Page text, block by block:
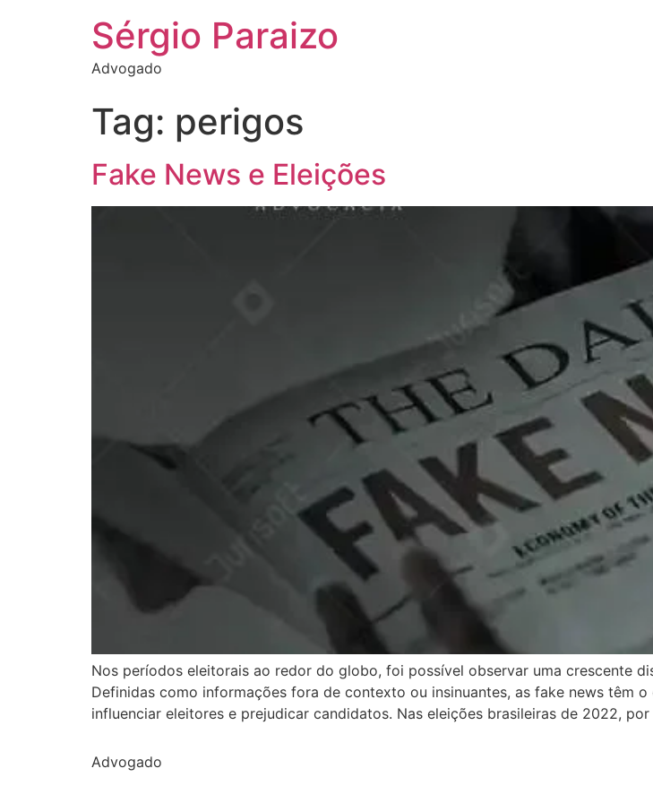
Sérgio Paraizo
Advogado
Tag: perigos
Fake News e Eleições
Nos períodos eleitorais ao redor do globo, foi possível observar uma crescente
Definidas como informações fora de contexto ou insinuantes, as fake news têm
influenciar eleitores e prejudicar candidatos. Nas eleições brasileiras de 2022,
Advogado